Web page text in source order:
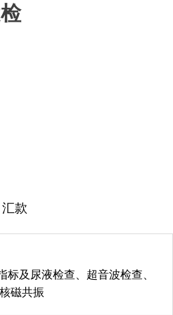
款
及尿液检查、超音波检查、
磁共振